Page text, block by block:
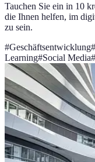
Tauchen Sie ein in 10
die Ihnen helfen, im
zu sein.
#Geschäftsentwicklung#
Learning#Social Media#